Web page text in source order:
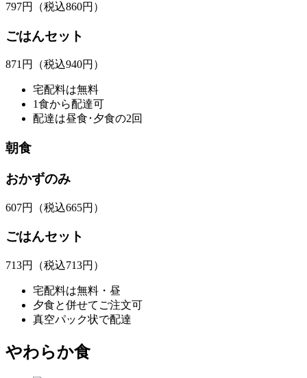
797円 （税込860円）
ごはんセット
871円 （税込940円）
宅配料は無料
1食から配達可
配達は昼食･夕食の2回
朝食
おかずのみ
607円 （税込665円）
ごはんセット
713円 （税込713円）
宅配料は無料・昼
夕食と併せてご注文可
真空パック状で配達
やわらか食